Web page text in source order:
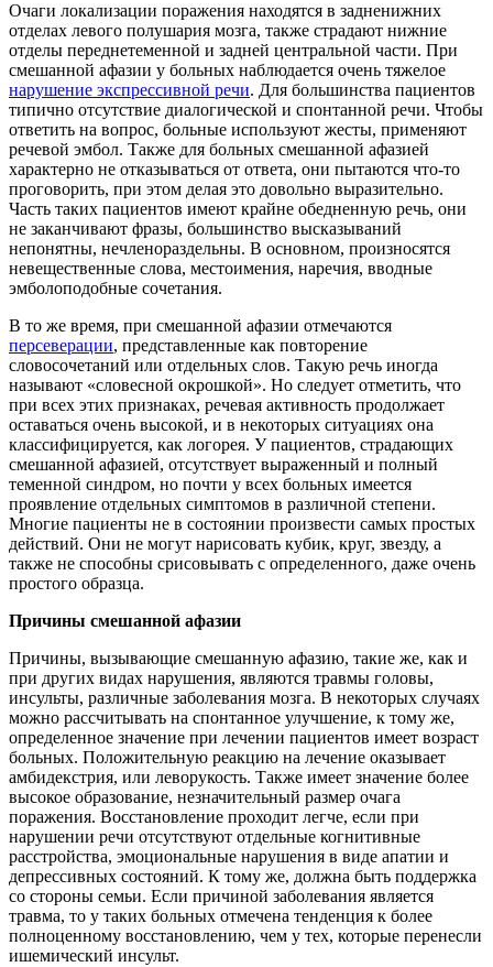
Очаги локализации поражения находятся в задненижних
отделах левого полушария мозга, также страдают нижние
отделы переднетеменной и задней центральной части. При
смешанной афазии у больных наблюдается очень тяжелое
нарушение экспрессивной речи. Для большинства пациентов
типично отсутствие диалогической и спонтанной речи. Чтобы
ответить на вопрос, больные используют жесты, применяют
речевой эмбол. Также для больных смешанной афазией
характерно не отказываться от ответа, они пытаются что-то
проговорить, при этом делая это довольно выразительно.
Часть таких пациентов имеют крайне обедненную речь, они
не заканчивают фразы, большинство высказываний
непонятны, нечленораздельны. В основном, произносятся
невещественные слова, местоимения, наречия, вводные
эмболоподобные сочетания.
В то же время, при смешанной афазии отмечаются
персеверации, представленные как повторение
словосочетаний или отдельных слов. Такую речь иногда
называют «словесной окрошкой». Но следует отметить, что
при всех этих признаках, речевая активность продолжает
оставаться очень высокой, и в некоторых ситуациях она
классифицируется, как логорея. У пациентов, страдающих
смешанной афазией, отсутствует выраженный и полный
теменной синдром, но почти у всех больных имеется
проявление отдельных симптомов в различной степени.
Многие пациенты не в состоянии произвести самых простых
действий. Они не могут нарисовать кубик, круг, звезду, а
также не способны срисовывать с определенного, даже очень
простого образца.
Причины смешанной афазии
Причины, вызывающие смешанную афазию, такие же, как и
при других видах нарушения, являются травмы головы,
инсульты, различные заболевания мозга. В некоторых случаях
можно рассчитывать на спонтанное улучшение, к тому же,
определенное значение при лечении пациентов имеет возраст
больных. Положительную реакцию на лечение оказывает
амбидекстрия, или леворукость. Также имеет значение более
высокое образование, незначительный размер очага
поражения. Восстановление проходит легче, если при
нарушении речи отсутствуют отдельные когнитивные
расстройства, эмоциональные нарушения в виде апатии и
депрессивных состояний. К тому же, должна быть поддержка
со стороны семьи. Если причиной заболевания является
травма, то у таких больных отмечена тенденция к более
полноценному восстановлению, чем у тех, которые перенесли
ишемический инсульт.